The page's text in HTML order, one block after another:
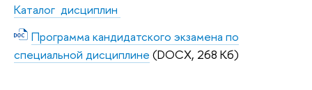
Каталог дисциплин
Программа кандидатского экзамена по
специальной дисциплине (DOCX, 268 Кб)